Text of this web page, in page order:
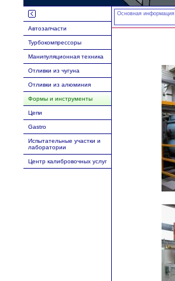
Автозапчасти
Турбокомпрессоры
Манипуляционная техника
Отливки из чугуна
Отливки из алюминия
Формы и инструменты
Цепи
Gastro
Испытательные участки и
лаборатории
Центр калибровочных услуг
Основная информация